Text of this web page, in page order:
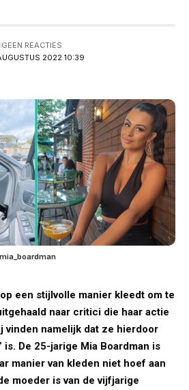
2022 10:39
GEEN REACTIES
een stijlvolle manier kleedt om te
naar critici die haar actie
vinden namelijk dat ze hierdoor
is. De 25-jarige Mia Boardman is
manier van kleden niet hoef aan
moeder is van de vijfjarige